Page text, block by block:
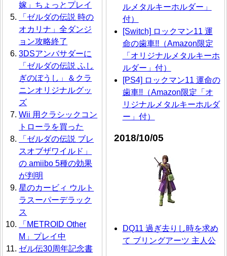
嫁」ちょっとプレイ
「ゼルダの伝説 時の
オカリナ」全ダンジ
ョン攻略終了
3DSアンバサダーに
「ゼルダの伝説 ふし
ぎのぼうし」＆クラ
ニンオリジナルグッ
ズ
Wii 用クラシックコン
トローラを買った
「ゼルダの伝説 ブレ
スオブザワイルド」
の amiibo 5種の効果
が判明
星のカービィ ウルト
ラスーパーデラック
ス
「METROID Other
M」プレイ中
ゼル伝30周年記念書
ルメタルキーホルダー」
付）
[Switch] ロックマン11 運
命の歯車!!（Amazon限定
「オリジナルメタルキーホ
ルダー」付）
[PS4] ロックマン11 運命の
歯車!!（Amazon限定「オ
リジナルメタルキーホルダ
ー」付）
2018/10/05
DQ11 過ぎ去りし時を求め
て ブリングアーツ 主人公